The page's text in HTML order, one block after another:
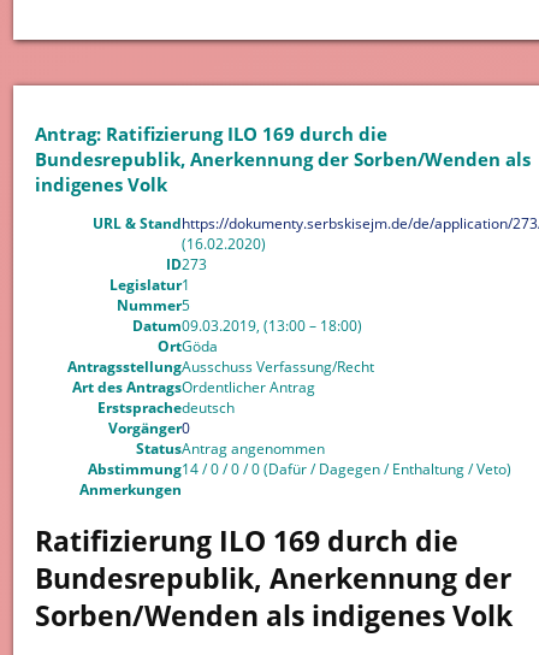
Antrag: Ratifizierung ILO 169 durch die
Bundesrepublik, Anerkennung der Sorben/Wenden als
indigenes Volk
URL & Standhttps://dokumenty.serbskisejm.de/de/application/
(16.02.2020)
ID273
Legislatur1
Nummer5
Datum09.03.2019, (13:00 – 18:00)
OrtGöda
AntragsstellungAusschuss Verfassung/Recht
Art des AntragsOrdentlicher Antrag
Erstsprachedeutsch
Vorgänger0
StatusAntrag angenommen
Abstimmung14 / 0 / 0 / 0 (Dafür / Dagegen / Enthaltung / Veto)
Anmerkungen
Ratifizierung ILO 169 durch die
Bundesrepublik, Anerkennung der
Sorben/Wenden als indigenes Volk